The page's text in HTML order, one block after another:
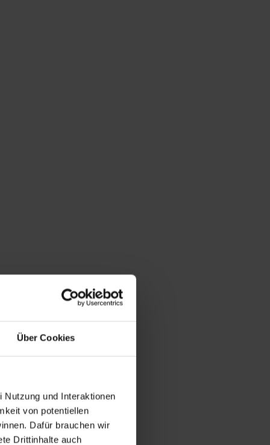
Über Cookies
Nutzung und Interaktionen
von potentiellen
Dafür brauchen wir
Drittinhalte auch